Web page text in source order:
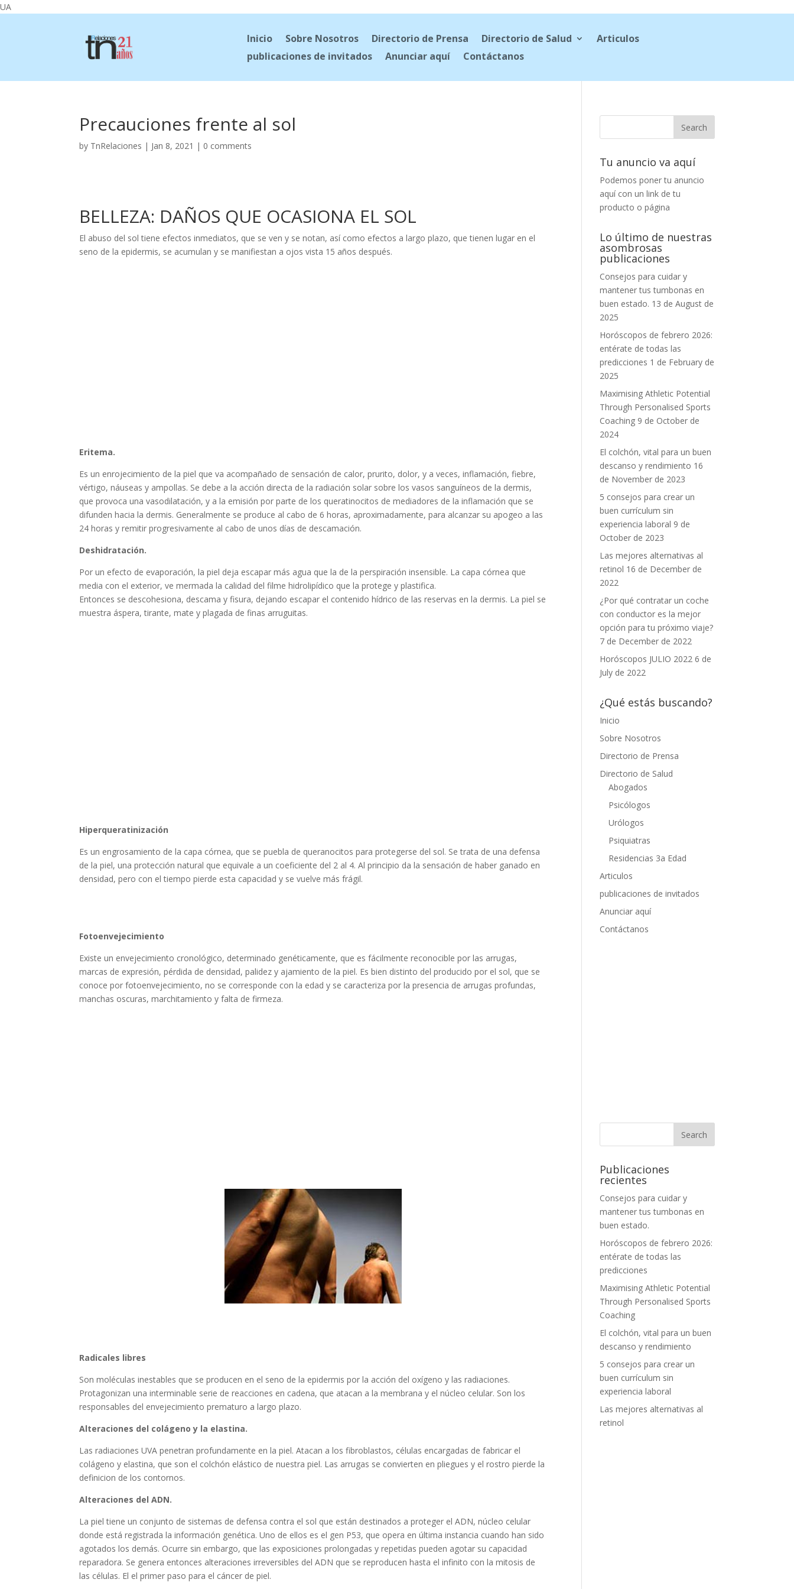
UA
Inicio Sobre Nosotros Directorio de Prensa Directorio de Salud
Articulos
publicaciones de invitados
Anunciar aquí Contáctanos
Precauciones frente al sol
by TnRelaciones | Jan 8, 2021 | 0 comments
BELLEZA: DAÑOS QUE OCASIONA EL SOL
El abuso del sol tiene efectos inmediatos, que se ven y se notan, así como efectos a largo plazo, que tienen lugar en el
seno de la epidermis, se acumulan y se manifiestan a ojos vista 15 años después.
Eritema.
Es un enrojecimiento de la piel que va acompañado de sensación de calor, prurito, dolor, y a veces, inflamación, fiebre,
vértigo, náuseas y ampollas. Se debe a la acción directa de la radiación solar sobre los vasos sanguíneos de la dermis,
que provoca una vasodilatación, y a la emisión por parte de los queratinocitos de mediadores de la inflamación que se
difunden hacia la dermis. Generalmente se produce al cabo de 6 horas, aproximadamente, para alcanzar su apogeo a las
24 horas y remitir progresivamente al cabo de unos días de descamación.
Deshidratación.
Por un efecto de evaporación, la piel deja escapar más agua que la de la perspiración insensible. La capa córnea que
media con el exterior, ve mermada la calidad del filme hidrolipídico que la protege y plastifica.
Entonces se descohesiona, descama y fisura, dejando escapar el contenido hídrico de las reservas en la dermis. La piel se
muestra áspera, tirante, mate y plagada de finas arruguitas.
Hiperqueratinización
Es un engrosamiento de la capa córnea, que se puebla de queranocitos para protegerse del sol. Se trata de una defensa
de la piel, una protección natural que equivale a un coeficiente del 2 al 4. Al principio da la sensación de haber ganado en
densidad, pero con el tiempo pierde esta capacidad y se vuelve más frágil.
Fotoenvejecimiento
Existe un envejecimiento cronológico, determinado genéticamente, que es fácilmente reconocible por las arrugas,
marcas de expresión, pérdida de densidad, palidez y ajamiento de la piel. Es bien distinto del producido por el sol, que se
conoce por fotoenvejecimiento, no se corresponde con la edad y se caracteriza por la presencia de arrugas profundas,
manchas oscuras, marchitamiento y falta de firmeza.
Radicales libres
Son moléculas inestables que se producen en el seno de la epidermis por la acción del oxígeno y las radiaciones.
Protagonizan una interminable serie de reacciones en cadena, que atacan a la membrana y el núcleo celular. Son los
responsables del envejecimiento prematuro a largo plazo.
Alteraciones del colágeno y la elastina.
Las radiaciones UVA penetran profundamente en la piel. Atacan a los fibroblastos, células encargadas de fabricar el
colágeno y elastina, que son el colchón elástico de nuestra piel. Las arrugas se convierten en pliegues y el rostro pierde la
definicion de los contornos.
Alteraciones del ADN.
La piel tiene un conjunto de sistemas de defensa contra el sol que están destinados a proteger el ADN, núcleo celular
donde está registrada la información genética. Uno de ellos es el gen P53, que opera en última instancia cuando han sido
agotados los demás. Ocurre sin embargo, que las exposiciones prolongadas y repetidas pueden agotar su capacidad
reparadora. Se genera entonces alteraciones irreversibles del ADN que se reproducen hasta el infinito con la mitosis de
las células. El el primer paso para el cáncer de piel.
Tu anuncio va aquí
Podemos poner tu anuncio
aquí con un link de tu
producto o página
Lo último de nuestras
asombrosas
publicaciones
Consejos para cuidar y
mantener tus tumbonas en
buen estado. 13 de August de
2025
Horóscopos de febrero 2026:
entérate de todas las
predicciones 1 de February de
2025
Maximising Athletic Potential
Through Personalised Sports
Coaching 9 de October de
2024
El colchón, vital para un buen
descanso y rendimiento 16
de November de 2023
5 consejos para crear un
buen currículum sin
experiencia laboral 9 de
October de 2023
Las mejores alternativas al
retinol 16 de December de
2022
¿Por qué contratar un coche
con conductor es la mejor
opción para tu próximo viaje?
7 de December de 2022
Horóscopos JULIO 2022 6 de
July de 2022
¿Qué estás buscando?
Inicio
Sobre Nosotros
Directorio de Prensa
Directorio de Salud
Abogados
Psicólogos
Urólogos
Psiquiatras
Residencias 3a Edad
Articulos
publicaciones de invitados
Anunciar aquí
Contáctanos
Publicaciones
recientes
Consejos para cuidar y
mantener tus tumbonas en
buen estado.
Horóscopos de febrero 2026:
entérate de todas las
predicciones
Maximising Athletic Potential
Through Personalised Sports
Coaching
El colchón, vital para un buen
descanso y rendimiento
5 consejos para crear un
buen currículum sin
experiencia laboral
Las mejores alternativas al
retinol